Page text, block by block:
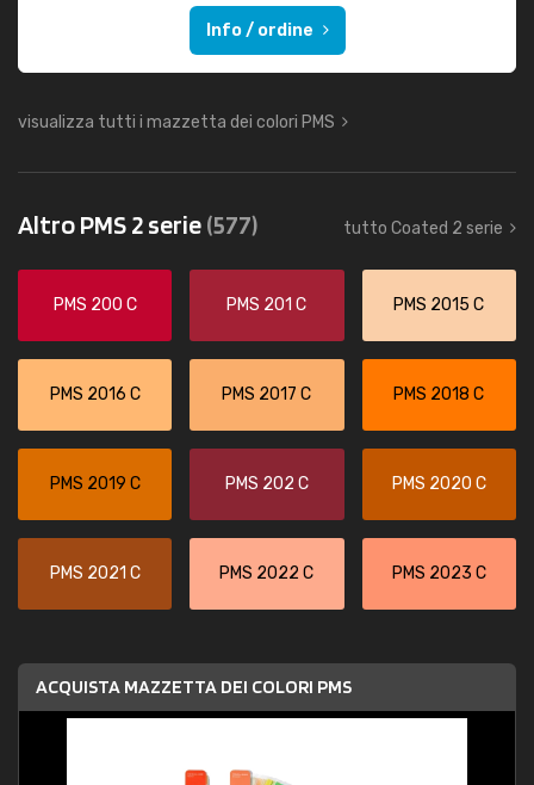
Info / ordine
visualizza tutti i mazzetta dei colori PMS
Altro PMS 2 serie(577) tutto Coated 2 serie
PMS 200 C PMS 201 C PMS 2015 C
PMS 2016 C PMS 2017 C PMS 2018 C
PMS 2019 C PMS 202 C PMS 2020 C
PMS 2021 C PMS 2022 C PMS 2023 C
ACQUISTA MAZZETTA DEI COLORI PMS